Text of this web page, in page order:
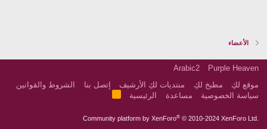
الأعضاء
Purple Heaven
Arabic2
موقع لكِ
مطبخ لكِ منتديات لكِ الأرشيف إتصل بنا
الشروط والقوانين
سياسة الخصوصية
مساعدة الرئيسية
Community platform by XenForo® © 2010-2024 XenForo Ltd.